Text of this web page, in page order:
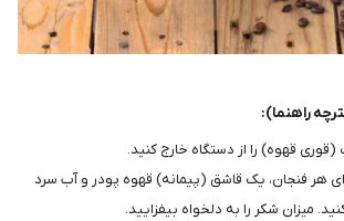
راهنما):
(قوری قهوه) را از دستگاه خارج کنید.
هر فنجان، یک قاشق (پیمانه) قهوه پودر و آب سرد
میزان شکر را به دلخواه بیفزایید.